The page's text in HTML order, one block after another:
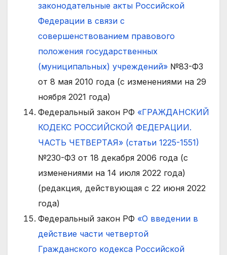
законодательные акты Российской
Федерации в связи с
совершенствованием правового
положения государственных
(муниципальных) учреждений» №83-ФЗ
от 8 мая 2010 года (с изменениями на 29
ноября 2021 года)
Федеральный закон РФ «ГРАЖДАНСКИЙ
КОДЕКС РОССИЙСКОЙ ФЕДЕРАЦИИ.
ЧАСТЬ ЧЕТВЕРТАЯ» (статьи 1225-1551)
№230-ФЗ от 18 декабря 2006 года (с
изменениями на 14 июля 2022 года)
(редакция, действующая с 22 июня 2022
года)
Федеральный закон РФ «О введении в
действие части четвертой
Гражданского кодекса Российской